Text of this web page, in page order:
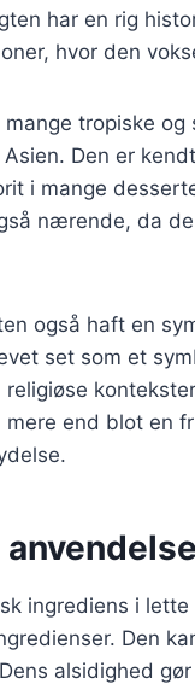
har en rig
hvor den
tropiske
Den er
i mange
nærende, da
også haft en
set som et
mere end blot en
ingrediens i
Den
alsidighed